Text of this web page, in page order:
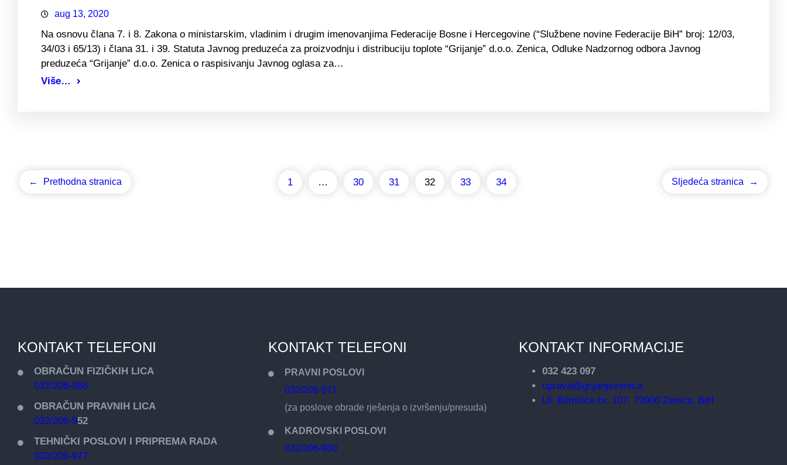
aug 13, 2020
Na osnovu člana 7. i 8. Zakona o ministarskim, vladinim i drugim imenovanjima Federacije Bosne i Hercegovine (“Službene novine Federacije BiH” broj: 12/03,
34/03 i 65/13) i člana 31. i 39. Statuta Javnog preduzeća za proizvodnju i distribuciju toplote “Grijanje” d.o.o. Zenica, Odluke Nadzornog odbora Javnog
preduzeća “Grijanje” d.o.o. Zenica o raspisivanju Javnog oglasa za…
Više…
← Prethodna stranica 1 … 30 31 32 33 34 Sljedeća stranica →
KONTAKT TELEFONI
OBRAČUN FIZIČKIH LICA
032/206-966
OBRAČUN PRAVNIH LICA
032/206-952
TEHNIČKI POSLOVI I PRIPREMA RADA
032/206-977
KONTAKT TELEFONI
PRAVNI POSLOVI
032/206-971
(za poslove obrade rješenja o izvršenju/presuda)
KADROVSKI POSLOVI
032/206-980
KONTAKT INFORMACIJE
032 423 097
uprava@grijanjezenica
Ul. Bilmišće br. 107, 72000 Zenica, BiH